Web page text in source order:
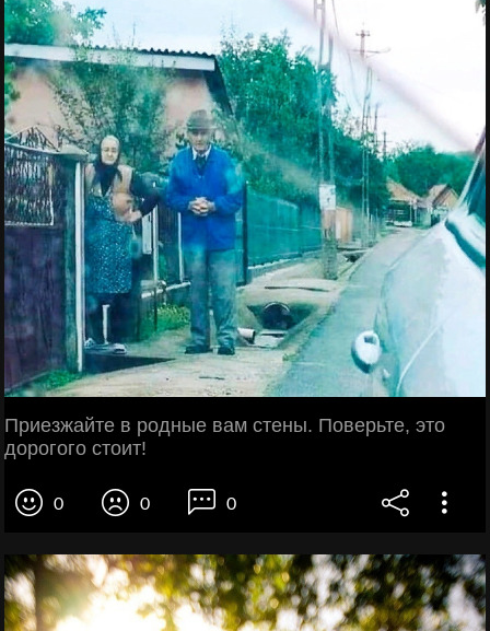
Приезжайте в родные вам стены. Поверьте, это
дорогого стоит!
0 0 0